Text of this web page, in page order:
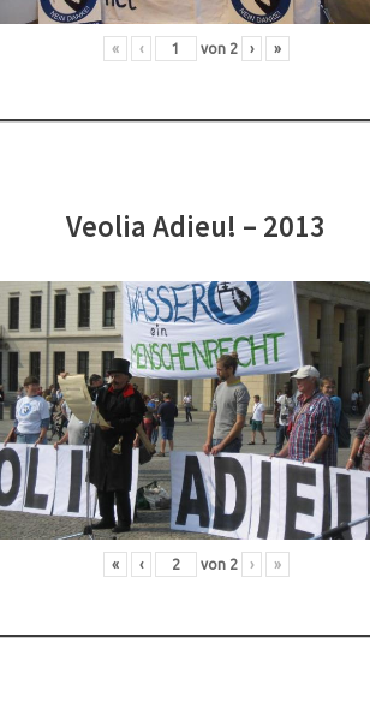
« ‹ von 2 › »
Veolia Adieu! – 2013
« ‹ von 2 › »